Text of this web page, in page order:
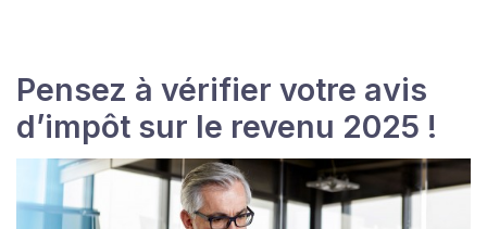
Pensez à vérifier votre avis
d’impôt sur le revenu 2025 !